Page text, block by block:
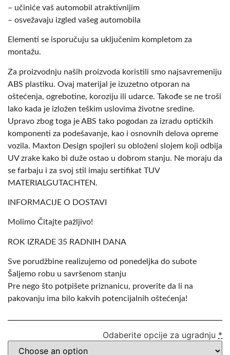
– učiniće vaš automobil atraktivnijim
– osvežavaju izgled vašeg automobila
Elementi se isporučuju sa uključenim kompletom za
montažu.
Za proizvodnju naših proizvoda koristili smo najsavremeniju
ABS plastiku. Ovaj materijal je izuzetno otporan na
oštećenja, ogrebotine, koroziju ili udarce. Takođe se ne troši
lako kada je izložen teškim uslovima životne sredine.
Upravo zbog toga je ABS tako pogodan za izradu optičkih
komponenti za podešavanje, kao i osnovnih delova opreme
vozila. Maxton Design spojleri su obloženi slojem koji odbija
UV zrake kako bi duže ostao u dobrom stanju. Ne moraju da
se farbaju i za svoj stil imaju sertifikat TUV
MATERIALGUTACHTEN.
INFORMACIJE O DOSTAVI
Molimo Čitajte pažljivo!
ROK IZRADE 35 RADNIH DANA
Sve porudžbine realizujemo od ponedeljka do subote
Šaljemo robu u savršenom stanju
Pre nego što potpišete priznanicu, proverite da li na
pakovanju ima bilo kakvih potencijalnih oštećenja!
Odaberite opcije za ugradnju *